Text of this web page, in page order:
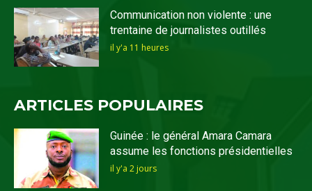
Communication non violente : une
trentaine de journalistes outillés
il y'a 11 heures
ARTICLES POPULAIRES
Guinée : le général Amara Camara
assume les fonctions présidentielles
il y'a 2 jours